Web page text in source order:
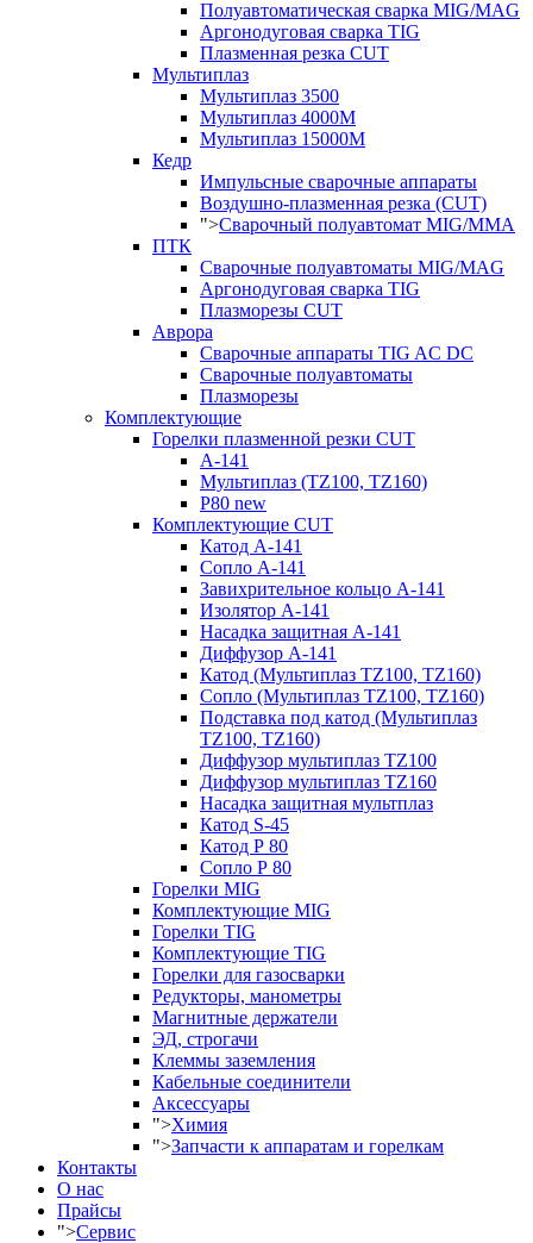
Полуавтоматическая сварка MIG/MAG
Аргонодуговая сварка TIG
Плазменная резка CUT
Мультиплаз
Мультиплаз 3500
Мультиплаз 4000М
Мультиплаз 15000М
Кедр
Импульсные сварочные аппараты
Воздушно-плазменная резка (CUT)
">Сварочный полуавтомат MIG/MMA
ПТК
Сварочные полуавтоматы MIG/MAG
Аргонодуговая сварка TIG
Плазморезы CUT
Аврора
Сварочные аппараты TIG AC DC
Сварочные полуавтоматы
Плазморезы
Комплектующие
Горелки плазменной резки CUT
А-141
Мультиплаз (TZ100, TZ160)
P80 new
Комплектующие CUT
Катод A-141
Сопло А-141
Завихрительное кольцо A-141
Изолятор А-141
Насадка защитная A-141
Диффузор A-141
Катод (Мультиплаз TZ100, TZ160)
Сопло (Мультиплаз TZ100, TZ160)
Подставка под катод (Мультиплаз
TZ100, TZ160)
Диффузор мультиплаз TZ100
Диффузор мультиплаз TZ160
Насадка защитная мультплаз
Катод S-45
Катод Р 80
Сопло Р 80
Горелки MIG
Комплектующие MIG
Горелки TIG
Комплектующие TIG
Горелки для газосварки
Редукторы, манометры
Магнитные держатели
ЭД, строгачи
Клеммы заземления
Кабельные соединители
Аксессуары
">Химия
">Запчасти к аппаратам и горелкам
Контакты
О нас
Прайсы
">Сервис